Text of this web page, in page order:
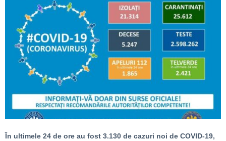
În ultimele 24 de ore au fost 3.130 de cazuri noi de COVID-19,